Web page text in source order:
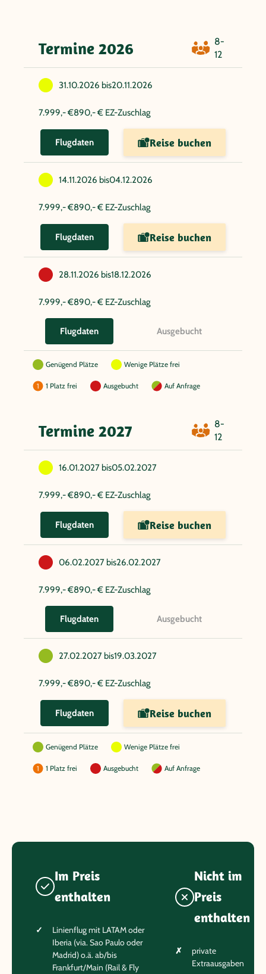
Termine 2026
8-
12
31.10.2026 bis20.11.2026
7.999,- €890,- € EZ-Zuschlag
Flugdaten Reise buchen
14.11.2026 bis04.12.2026
7.999,- €890,- € EZ-Zuschlag
Flugdaten Reise buchen
28.11.2026 bis18.12.2026
7.999,- €890,- € EZ-Zuschlag
Flugdaten Ausgebucht
Genügend Plätze Wenige Plätze frei
1 Platz frei Ausgebucht Auf Anfrage
Termine 2027
8-
12
16.01.2027 bis05.02.2027
7.999,- €890,- € EZ-Zuschlag
Flugdaten Reise buchen
06.02.2027 bis26.02.2027
7.999,- €890,- € EZ-Zuschlag
Flugdaten Ausgebucht
27.02.2027 bis19.03.2027
7.999,- €890,- € EZ-Zuschlag
Flugdaten Reise buchen
Genügend Plätze Wenige Plätze frei
1 Platz frei Ausgebucht Auf Anfrage
Im Preis
enthalten
Linienflug mit LATAM oder
Iberia (via. Sao Paulo oder
Madrid) o.ä. ab/bis
Frankfurt/Main (Rail & Fly
Nicht im
Preis
enthalten
private
Extraausgaben